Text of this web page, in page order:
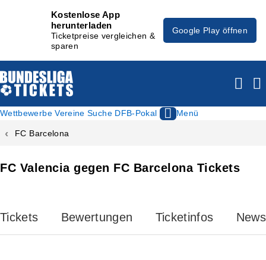
Kostenlose App
herunterladen
Ticketpreise vergleichen &
sparen
Google Play öffnen
Wettbewerbe Vereine Suche DFB-Pokal Menü
FC Valencia gegen FC Barcelona Tickets
FC Barcelona
Tickets Bewertungen Ticketinfos News